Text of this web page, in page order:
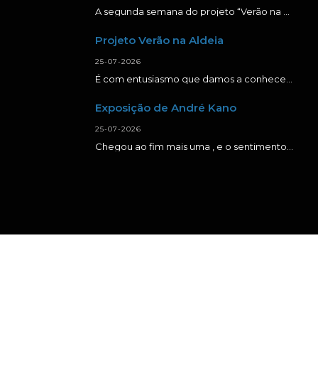
Projeto Verão na Aldeia
25-07-2026
Exposição de André Kano
25-07-2026